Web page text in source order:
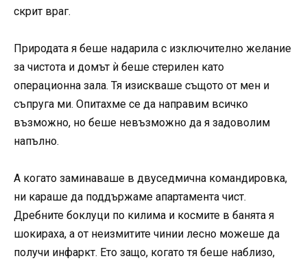
скрит враг.
Природата я беше надарила с изключително желание
за чистота и домът ѝ беше стерилен като
операционна зала. Тя изискваше същото от мен и
съпруга ми. Опитахме се да направим всичко
възможно, но беше невъзможно да я задоволим
напълно.
А когато заминаваше в двуседмична командировка,
ни караше да поддържаме апартамента чист.
Дребните боклуци по килима и космите в банята я
шокираха, а от неизмитите чинии лесно можеше да
получи инфаркт. Ето защо, когато тя беше наблизо,